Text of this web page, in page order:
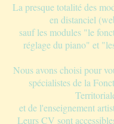
La presque totalité des
en distanciel
sauf les modules "le
réglage du piano" et
Nous avons choisi pour
spécialistes de la
et de l'enseignement
Leurs CV sont